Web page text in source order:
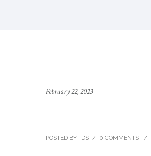
February 22, 2023
POSTED BY : DS / 0 COMMENTS /